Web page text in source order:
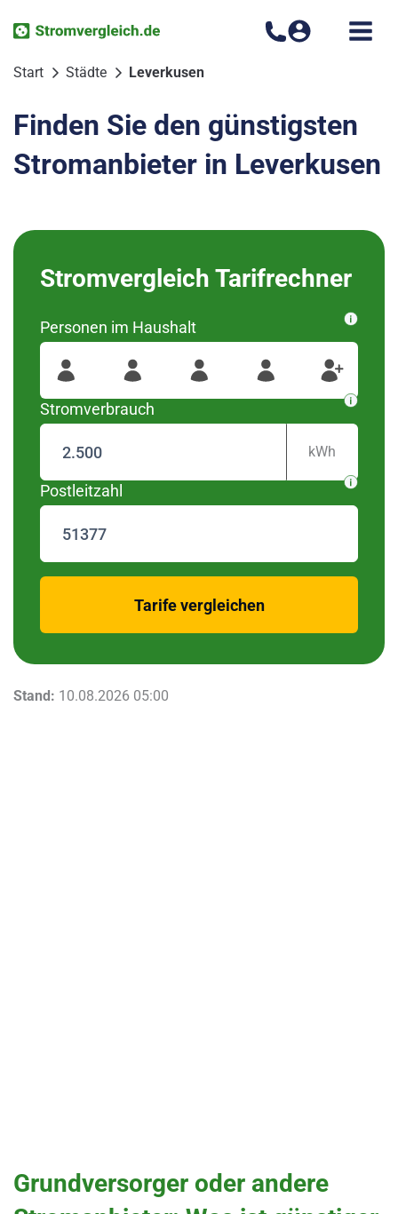
Inhalt
Start
Städte Leverkusen
Finden Sie den günstigsten
Stromanbieter in Leverkusen
Stromvergleich Tarifrechner
Personen im Haushalt
Stromverbrauch
kWh
Postleitzahl
Tarife vergleichen
Bitte wählen Sie Ihren
Ortsteil aus
Für Ihre Postleitzahl
51377
wurden diese Regionen
gefunden
Stand: 10.08.2026 05:00
Grundversorger oder andere